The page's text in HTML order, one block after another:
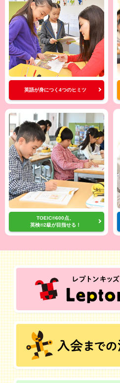
英語が身につく4つのヒミツ
TOEIC®600点、
英検®2級が目指せる！